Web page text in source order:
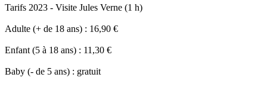
Tarifs 2023 - Visite Jules Verne (1 h)
Adulte (+ de 18 ans) : 16,90 €
Enfant (5 à 18 ans) : 11,30 €
Baby (- de 5 ans) : gratuit